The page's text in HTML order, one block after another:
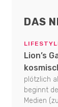
DAS
Lion’s
plötzlich
beginnt
Medien